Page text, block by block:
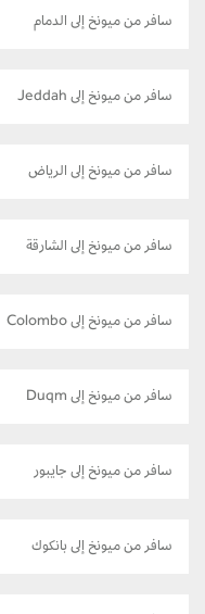
سافر من ميونخ إلى الدمام
سافر من ميونخ إلى Jeddah
سافر من ميونخ إلى الرياض
سافر من ميونخ إلى الشارقة
سافر من ميونخ إلى Colombo
سافر من ميونخ إلى Duqm
سافر من ميونخ إلى جايبور
سافر من ميونخ إلى بانكوك